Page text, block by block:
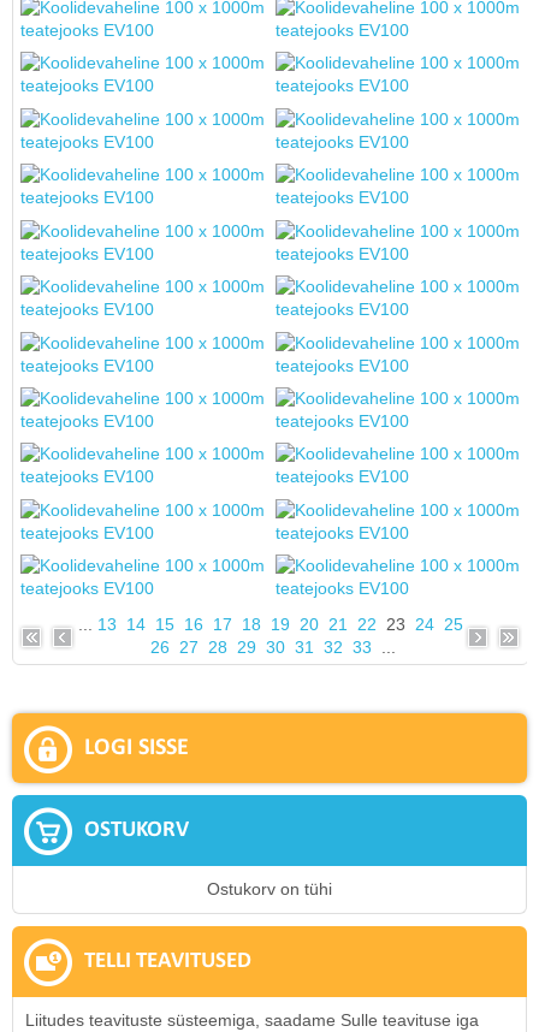
13 14 15 16 17 18 19 20 21 22 23 24 25
26
27 28 29 30 31 32 33
LOGI SISSE
OSTUKORV
Ostukorv on tühi
TELLI TEAVITUSED
Liitudes teavituste süsteemiga, saadame Sulle teavituse iga